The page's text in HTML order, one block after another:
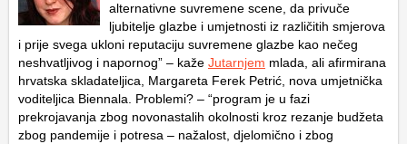
alternativne suvremene scene, da privuče
ljubitelje glazbe i umjetnosti iz različitih smjerova
i prije svega ukloni reputaciju suvremene glazbe kao nečeg
neshvatljivog i napornog” – kaže Jutarnjem mlada, ali afirmirana
hrvatska skladateljica, Margareta Ferek Petrić, nova umjetnička
voditeljica Biennala. Problemi? – “program je u fazi
prekrojavanja zbog novonastalih okolnosti kroz rezanje budžeta
zbog pandemije i potresa – nažalost, djelomično i zbog